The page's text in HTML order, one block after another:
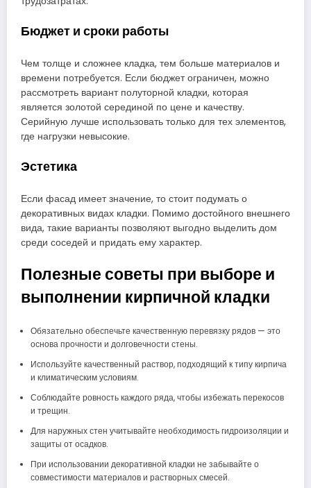
Бюджет и сроки работы
Чем толще и сложнее кладка, тем больше материалов и
времени потребуется. Если бюджет ограничен, можно
рассмотреть вариант полуторной кладки, которая
является золотой серединой по цене и качеству.
Серийную лучше использовать только для тех элементов,
где нагрузки невысокие.
Эстетика
Если фасад имеет значение, то стоит подумать о
декоративных видах кладки. Помимо достойного внешнего
вида, такие варианты позволяют выгодно выделить дом
среди соседей и придать ему характер.
Полезные советы при выборе и
выполнении кирпичной кладки
Обязательно обеспечьте качественную перевязку рядов — это
основа прочности и долговечности стены.
Используйте качественный раствор, подходящий к типу кирпича
и климатическим условиям.
Соблюдайте ровность каждого ряда, чтобы избежать перекосов
и трещин.
Для наружных стен учитывайте необходимость гидроизоляции и
защиты от осадков.
При использовании декоративной кладки не забывайте о
совместимости материалов и растворных смесей.